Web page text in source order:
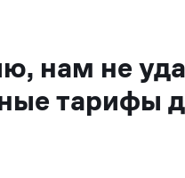
нам не
тарифы